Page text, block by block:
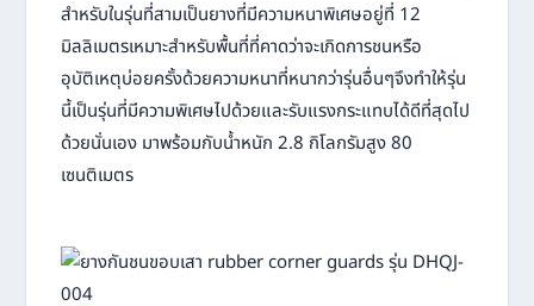
สำหรับในรุ่นที่สามเป็นยางที่มีความหนาพิเศษอยู่ที่ 12
มิลลิเมตรเหมาะสำหรับพื้นที่ที่คาดว่าจะเกิดการชนหรือ
อุบัติเหตุบ่อยครั้งด้วยความหนาที่หนากว่ารุ่นอื่นๆจึงทำให้รุ่น
นี้เป็นรุ่นที่มีความพิเศษไปด้วยและรับแรงกระแทบได้ดีที่สุดไป
ด้วยนั่นเอง มาพร้อมกับน้ำหนัก 2.8 กิโลกรัมสูง 80
เซนติเมตร